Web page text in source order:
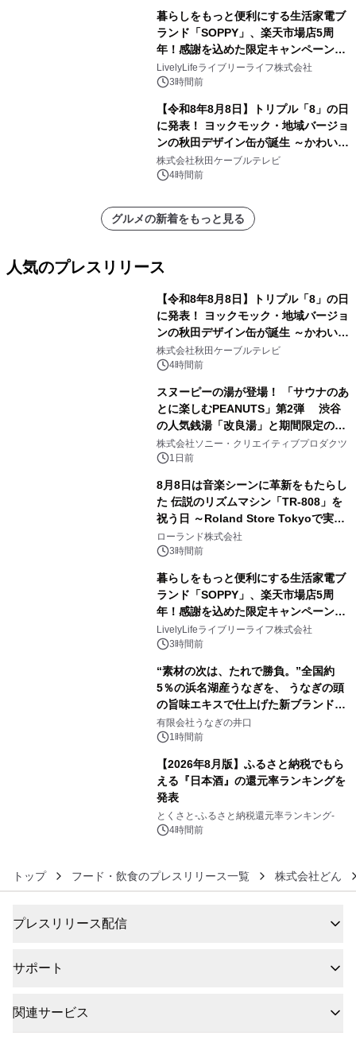
暮らしをもっと便利にする生活家電ブ
ランド「SOPPY」、楽天市場店5周
年！感謝を込めた限定キャンペーンを
8月10日より開催
LivelyLifeライブリーライフ株式会社
3時間前
【令和8年8月8日】トリプル「8」の日
に発表！ ヨックモック・地域バージョ
ンの秋田デザイン缶が誕生 ～かわいい
秋田犬の子犬と秋田の四季と名所を巡
るパッケージ～ 9月1日(火)秋田県内で
株式会社秋田ケーブルテレビ
4時間前
グルメの新着をもっと見る
人気のプレスリリース
【令和8年8月8日】トリプル「8」の日
に発表！ ヨックモック・地域バージョ
ンの秋田デザイン缶が誕生 ～かわいい
秋田犬の子犬と秋田の四季と名所を巡
るパッケージ～ 9月1日(火)秋田県内で
株式会社秋田ケーブルテレビ
4時間前
スヌーピーの湯が登場！ 「サウナのあ
とに楽しむPEANUTS」第2弾 渋谷
の人気銭湯「改良湯」と期間限定のコ
ラボレーション サウナイキタイコラ
ボグッズも発売決定！
株式会社ソニー・クリエイティブプロダクツ
1日前
8月8日は音楽シーンに革新をもたらし
た 伝説のリズムマシン「TR-808」を
祝う日 ～Roland Store Tokyoで実機
を展示しての 記念キャンペーンを開
催 英国ラジオ「NTS」の 特別プログ
アーティストを フィーチャーしたアニ
メーションを公開～
ローランド株式会社
3時間前
暮らしをもっと便利にする生活家電ブ
ランド「SOPPY」、楽天市場店5周
年！感謝を込めた限定キャンペーンを
8月10日より開催
LivelyLifeライブリーライフ株式会社
3時間前
“素材の次は、たれで勝負。”全国約
5％の浜名湖産うなぎを、 うなぎの頭
の旨味エキスで仕上げた新ブランド
「井口の誉」誕生
有限会社うなぎの井口
1時間前
【2026年8月版】ふるさと納税でもら
える『日本酒』の還元率ランキングを
発表
とくさと-ふるさと納税還元率ランキング-
4時間前
トップ フード・飲食のプレスリリース一覧 株式会社どん
プレスリリース配信
サポート
関連サービス